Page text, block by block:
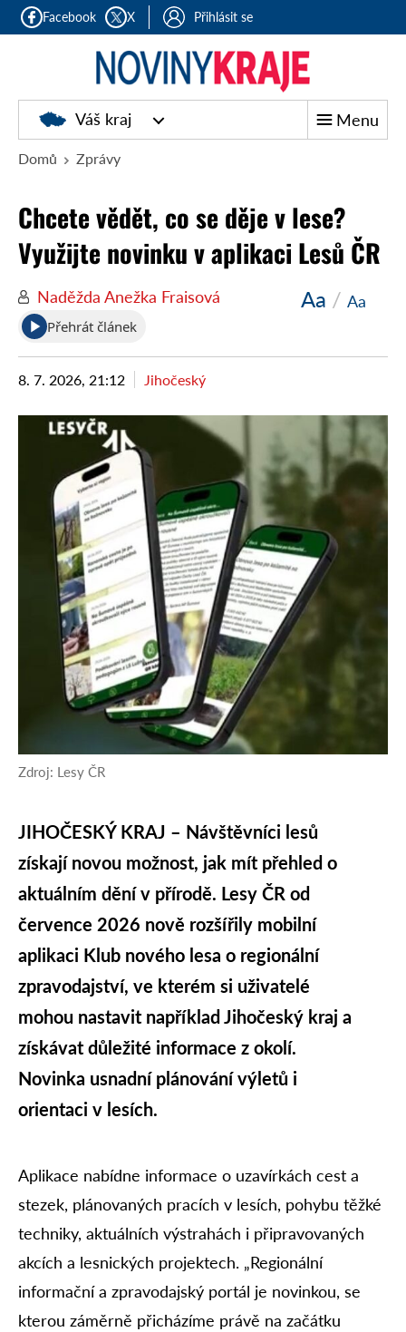
Facebook X Přihlásit se
Noviny
kraje
Váš kraj Menu
Domů Zprávy
Chcete vědět, co se děje v lese?
Využijte novinku v aplikaci Lesů ČR
Naděžda Anežka Fraisová Aa / Aa
Přehrát článek
8. 7. 2026, 21:12 Jihočeský
Zdroj: Lesy ČR
JIHOČESKÝ KRAJ – Návštěvníci lesů
získají novou možnost, jak mít přehled o
aktuálním dění v přírodě. Lesy ČR od
července 2026 nově rozšířily mobilní
aplikaci Klub nového lesa o regionální
zpravodajství, ve kterém si uživatelé
mohou nastavit například Jihočeský kraj a
získávat důležité informace z okolí.
Novinka usnadní plánování výletů i
orientaci v lesích.
Aplikace nabídne informace o uzavírkách cest a
stezek, plánovaných pracích v lesích, pohybu těžké
techniky, aktuálních výstrahách i připravovaných
akcích a lesnických projektech. „Regionální
informační a zpravodajský portál je novinkou, se
kterou záměrně přicházíme právě na začátku